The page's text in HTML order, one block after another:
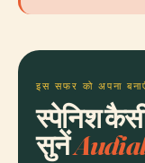
इस सफर को अपना
स्पेनिश
सुनें